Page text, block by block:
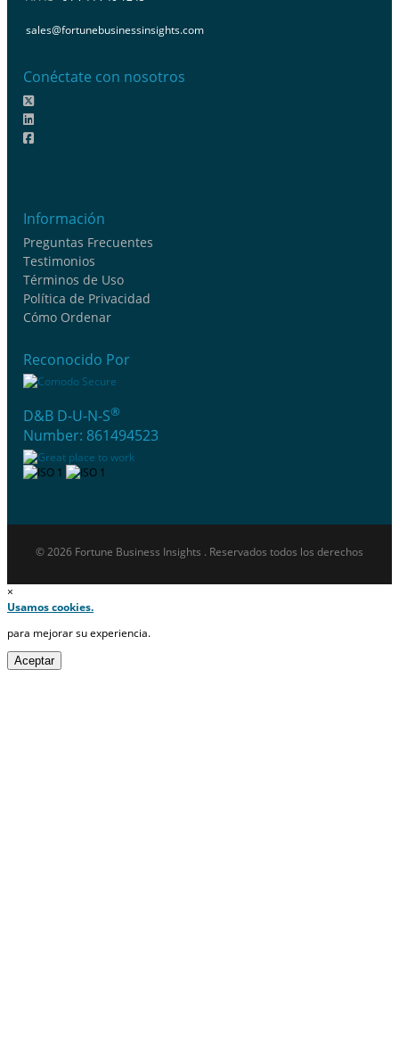
sales@fortunebusinessinsights.com
Conéctate con nosotros
Información
Preguntas Frecuentes
Testimonios
Términos de Uso
Política de Privacidad
Cómo Ordenar
Reconocido Por
D&B D-U-N-S®
Number: 861494523
© 2026 Fortune Business Insights . Reservados todos los derechos
×
Usamos cookies.
para mejorar su experiencia.
Aceptar